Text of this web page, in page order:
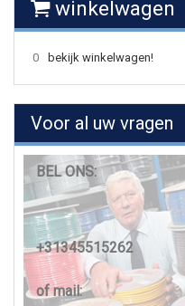
winkelwagen
0 bekijk winkelwagen!
Voor al uw vragen
BEL ONS:
+31345515262
of mail: